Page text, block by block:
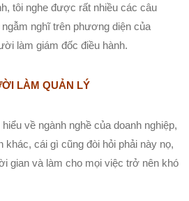
tôi nghe được rất nhiều các câu
nghĩ trên phương diện của
làm giám đốc điều hành.
LÀM QUẢN LÝ
về ngành nghề của doanh nghiệp,
khác, cái gì cũng đòi hỏi phải này nọ,
gian và làm cho mọi việc trở nên khó